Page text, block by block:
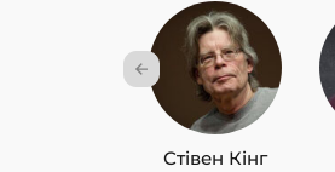
Стівен Кінг